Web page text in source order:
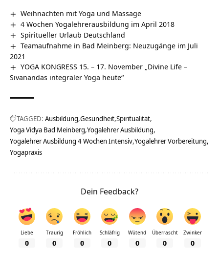
Weihnachten mit Yoga und Massage
4 Wochen Yogalehrerausbildung im April 2018
Spiritueller Urlaub Deutschland
Teamaufnahme in Bad Meinberg: Neuzugänge im Juli
2021
YOGA KONGRESS 15. – 17. November „Divine Life –
Sivanandas integraler Yoga heute“
TAGGED: Ausbildung Gesundheit Spiritualität
Yoga Vidya Bad Meinberg Yogalehrer Ausbildung
Yogalehrer Ausbildung 4 Wochen Intensiv Yogalehrer Vorbereitung
Yogapraxis
Dein Feedback?
Liebe
0
Traurig
0
Fröhlich
0
Schläfrig
0
Wütend
0
Überrascht
0
Zwinker
0